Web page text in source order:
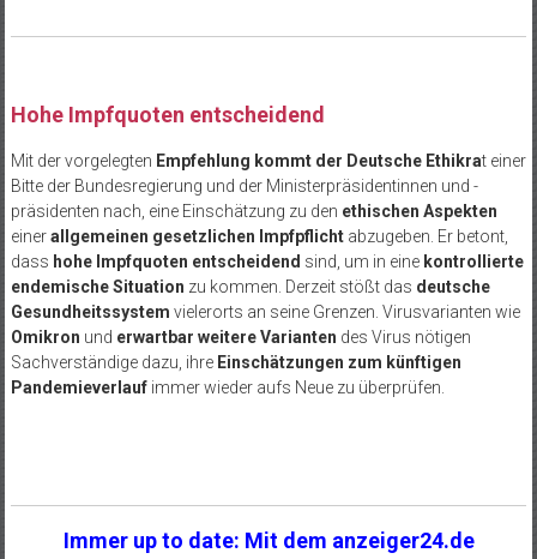
Hohe Impfquoten entscheidend
Mit der vorgelegten Empfehlung kommt der Deutsche Ethikrat einer
Bitte der Bundesregierung und der Ministerpräsidentinnen und -
präsidenten nach, eine Einschätzung zu den ethischen Aspekten
einerallgemeinen gesetzlichen Impfpflichtabzugeben. Er betont,
dass hohe Impfquoten entscheidend sind, um in eine kontrollierte
endemische Situation zu kommen. Derzeit stößt das deutsche
Gesundheitssystem vielerorts an seine Grenzen. Virusvarianten wie
Omikron und erwartbar weitere Varianten des Virus nötigen
Sachverständige dazu, ihre Einschätzungen zum künftigen
Pandemieverlaufimmer wieder aufs Neue zu überprüfen.
Immer up to date: Mit dem anzeiger24.de